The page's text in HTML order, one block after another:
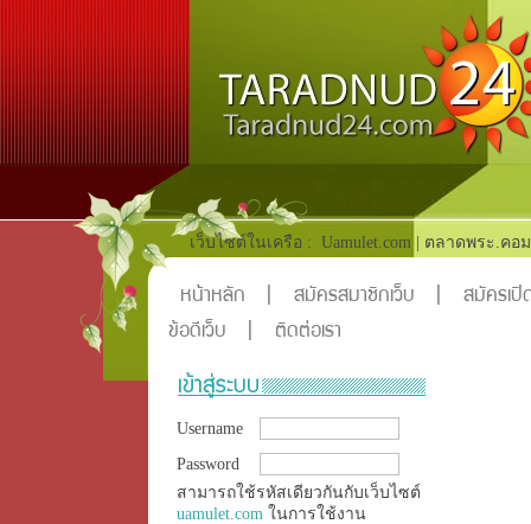
เว็บไซต์ในเครือ : Uamulet.com ตลาดพระ.คอม
หน้าหลัก สมัครสมาชิกเว็บ
สมัครเปิ
ข้อดีเว็บ
ติดต่อเรา
Username
Password
สามารถใช้รหัสเดียวกันกับเว็บไซต์
uamulet.com ในการใช้งาน